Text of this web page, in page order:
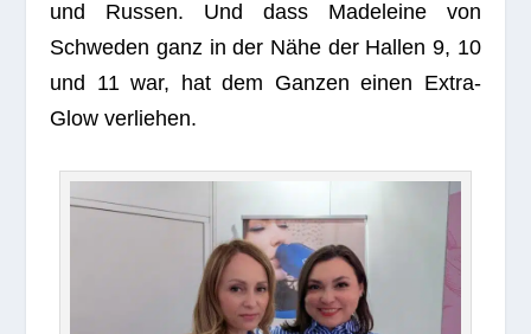
und Rus­sen. Und dass Made­leine von
Schwe­den ganz in der Nähe der Hal­len 9, 10
und 11 war, hat dem Gan­zen einen Extra-
Glow verliehen.